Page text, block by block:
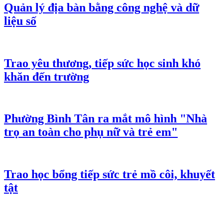
Quản lý địa bàn bằng công nghệ và dữ
liệu số
Trao yêu thương, tiếp sức học sinh khó
khăn đến trường
Phường Bình Tân ra mắt mô hình "Nhà
trọ an toàn cho phụ nữ và trẻ em"
Trao học bổng tiếp sức trẻ mồ côi, khuyết
tật